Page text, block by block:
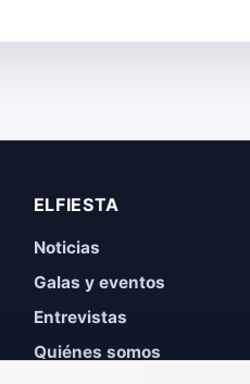
ELFIESTA
Noticias
Galas y eventos
Entrevistas
Quiénes somos